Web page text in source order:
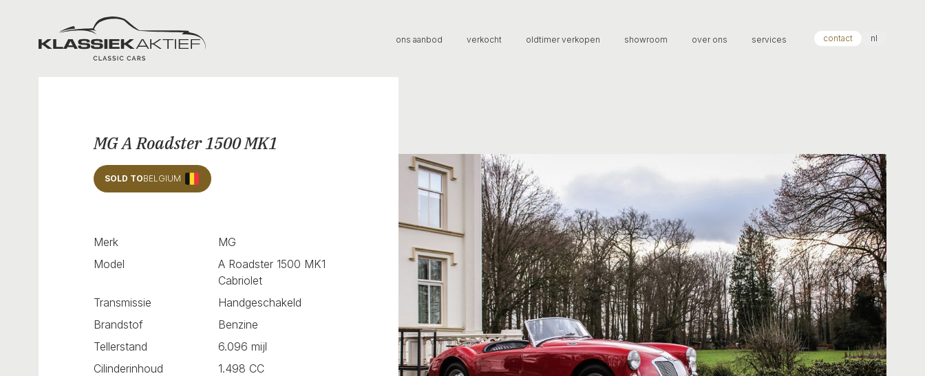
Klassiek Aktief
ons aanbod verkocht oldtimer verkopen showroom over ons services contact nl
MG A Roadster 1500 MK1
SOLD TOBELGIUM
Merk
MG
Model
A Roadster 1500 MK1
Cabriolet
Transmissie
Handgeschakeld
Brandstof
Benzine
Tellerstand
6.096 mijl
Cilinderinhoud
1.498 CC